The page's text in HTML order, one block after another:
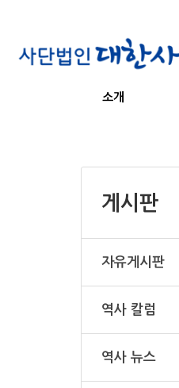
소개
게시판
자유게시판
역사 칼럼
역사 뉴스